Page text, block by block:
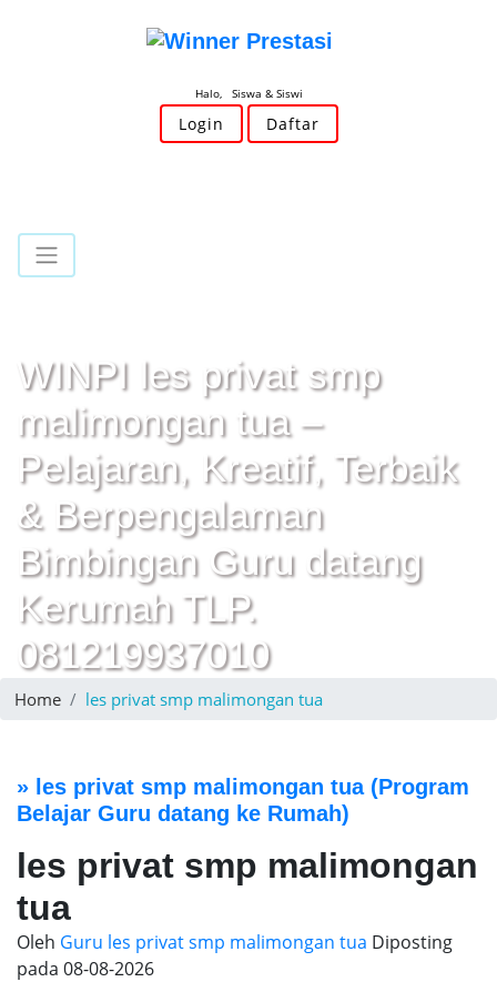
Halo, Siswa & Siswi
Login Daftar
WINPI les privat smp
malimongan tua –
Pelajaran, Kreatif, Terbaik
& Berpengalaman
Bimbingan Guru datang
Kerumah TLP.
081219937010
Home les privat smp malimongan tua
» les privat smp malimongan tua(Program
Belajar Guru datang ke Rumah)
les privat smp malimongan
tua
Oleh Guru les privat smp malimongan tua Diposting
pada 08-08-2026